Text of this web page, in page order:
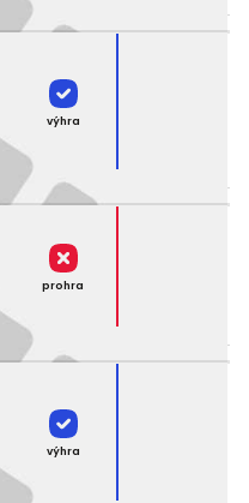
výhra
prohra
výhra